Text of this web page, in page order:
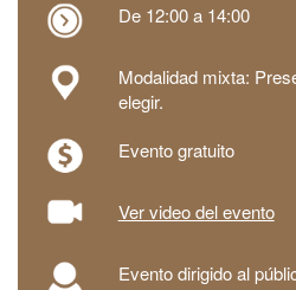
De 12:00 a 14:00
Modalidad mixta:
elegir.
Evento gratuito
Ver video del evento
Evento dirigido al